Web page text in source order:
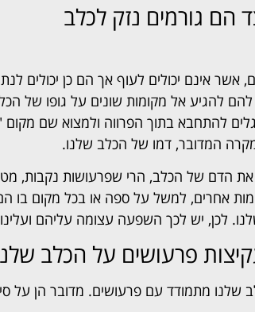
הם גורמים נזק לכלב
אשר אינם יכולים לעוף אך הם כן יכולים
להגיע אל מקומות שונים על גופו של
להתחבא בתוך הפרווה ולמצוא שם מקום
המדובר, דמו של הכלב שלנו.
הדם של הכלב, הרי שפרעושות נקבות,
אחרים, למשל על ספה או בכל מקום בו
לכן, יש לכך השפעה עצומה עליהם
פרעושים על הכלב
מתמודד עם פרעושים. מדובר הן על